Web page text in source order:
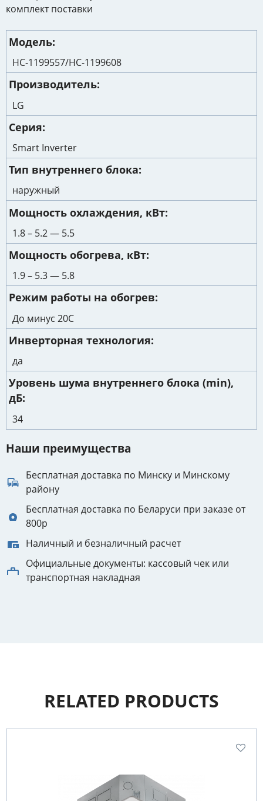
комплект поставки
Модель
НС-1199557/НС-1199608
Производитель
LG
Серия
Smart Inverter
Тип внутреннего блока
наружный
Мощность охлаждения, кВт
1.8 – 5.2 — 5.5
Мощность обогрева, кВт
1.9 – 5.3 — 5.8
Режим работы на обогрев
До минус 20С
Инверторная технология
да
Уровень шума внутреннего блока (min),
дБ
34
Наши преимущества
Бесплатная доставка по Минску и Минскому
району
Бесплатная доставка по Беларуси при заказе от
800р
Наличный и безналичный расчет
Официальные документы: кассовый чек или
транспортная накладная
RELATED PRODUCTS